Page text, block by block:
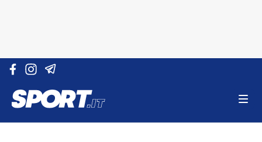
Vai al contenuto